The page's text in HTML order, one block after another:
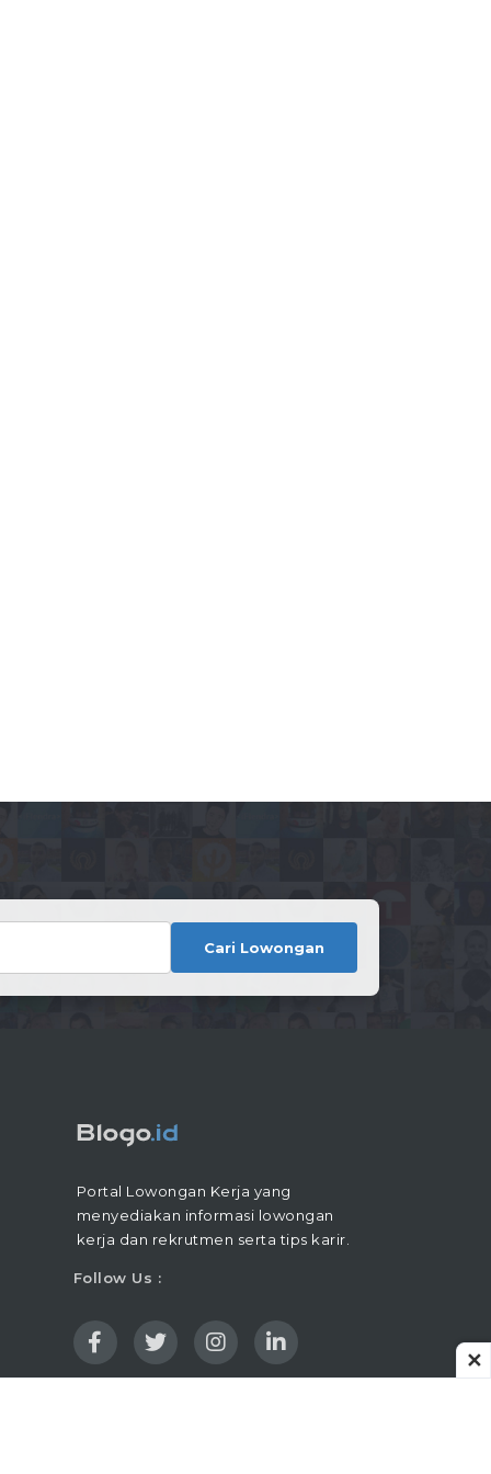
Cari Lowongan
Portal Lowongan Kerja yang
menyediakan informasi lowongan
kerja dan rekrutmen serta tips karir.
Follow Us :
✕